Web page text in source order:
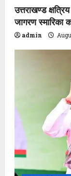
उत्तराखण्ड
जागरण स्मारिका
admin